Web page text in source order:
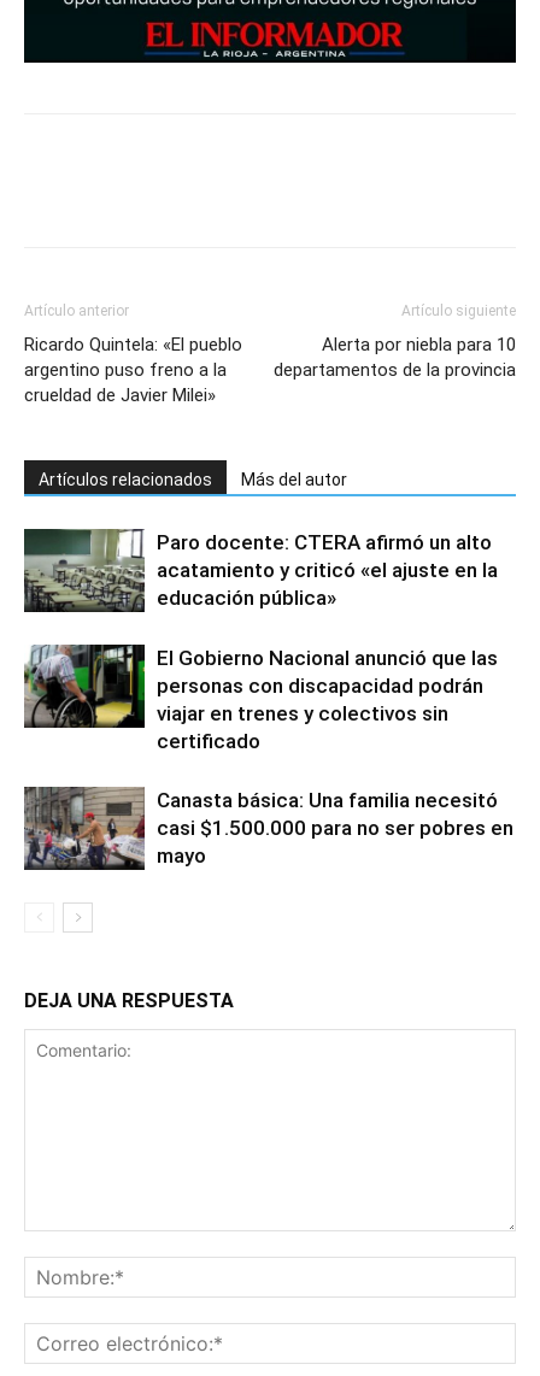
Artículo anterior
Ricardo Quintela: «El pueblo
argentino puso freno a la
crueldad de Javier Milei»
Artículo siguiente
Alerta por niebla para 10
departamentos de la provincia
Artículos relacionados Más del autor
Paro docente: CTERA afirmó un alto
acatamiento y criticó «el ajuste en la
educación pública»
El Gobierno Nacional anunció que las
personas con discapacidad podrán
viajar en trenes y colectivos sin
certificado
Canasta básica: Una familia necesitó
casi $1.500.000 para no ser pobres en
mayo
DEJA UNA RESPUESTA